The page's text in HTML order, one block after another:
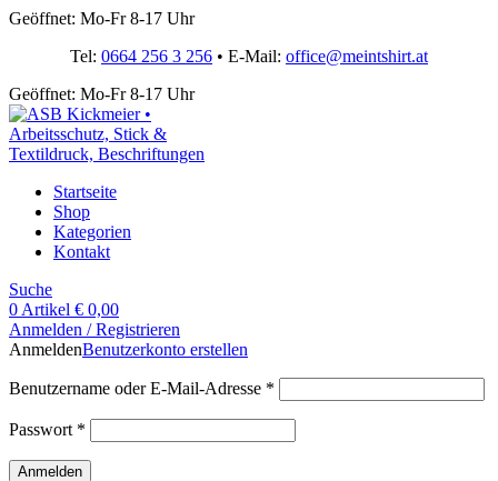
Geöffnet: Mo-Fr 8-17 Uhr
Tel: 0664 256 3 256 • E-Mail: office@meintshirt.at
Geöffnet: Mo-Fr 8-17 Uhr
Startseite
Shop
Kategorien
Kontakt
Suche
0 Artikel € 0,00
Anmelden / Registrieren
AnmeldenBenutzerkonto erstellen
Benutzername oder E-Mail-Adresse *
Passwort *
Anmelden